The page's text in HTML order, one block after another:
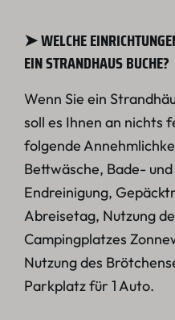
➤ WELCHE
EIN STRANDHAUS BUCHE?
Wenn Sie ein
soll es Ihnen an nichts
folgende
Bettwäsche, Bade-
Endreinigung,
Abreisetag, Nutzung
Campingplatzes
Nutzung des
Parkplatz für 1 Auto.